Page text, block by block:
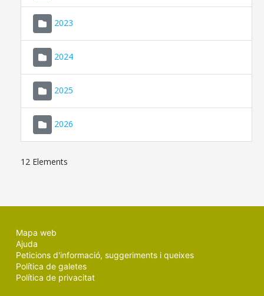
2023
2024
2025
2026
12 Elements
Mapa web
Ajuda
Peticions d'informació, suggeriments i queixes
Política de galetes
Política de privacitat